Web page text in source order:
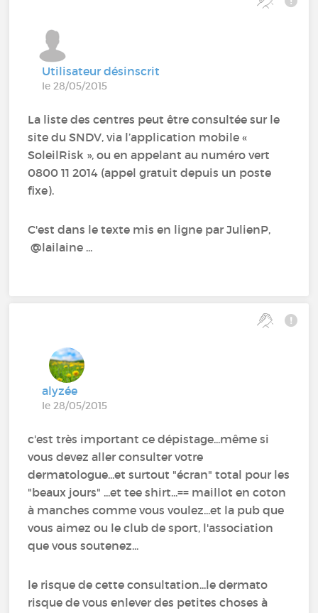
Utilisateur désinscrit
le 28/05/2015
La liste des centres peut être consultée sur le
site du SNDV, via l’application mobile «
SoleilRisk », ou en appelant au numéro vert
0800 11 2014 (appel gratuit depuis un poste
fixe).
C'est dans le texte mis en ligne par JulienP,
@lailaine ...
alyzée
le 28/05/2015
c'est très important ce dépistage...même si
vous devez aller consulter votre
dermatologue...et surtout "écran" total pour les
"beaux jours" ...et tee shirt...== maillot en coton
à manches comme vous voulez...et la pub que
vous aimez ou le club de sport, l'association
que vous soutenez...
le risque de cette consultation...le dermato
risque de vous enlever des petites choses à